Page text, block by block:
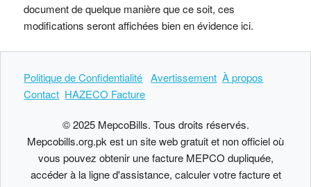
document de quelque manière que ce soit, ces
modifications seront affichées bien en évidence ici.
Politique de Confidentialité Avertissement À propos
Contact HAZECO Facture
© 2025 MepcoBills. Tous droits réservés.
Mepcobills.org.pk est un site web gratuit et non officiel où
vous pouvez obtenir une facture MEPCO dupliquée,
accéder à la ligne d'assistance, calculer votre facture et